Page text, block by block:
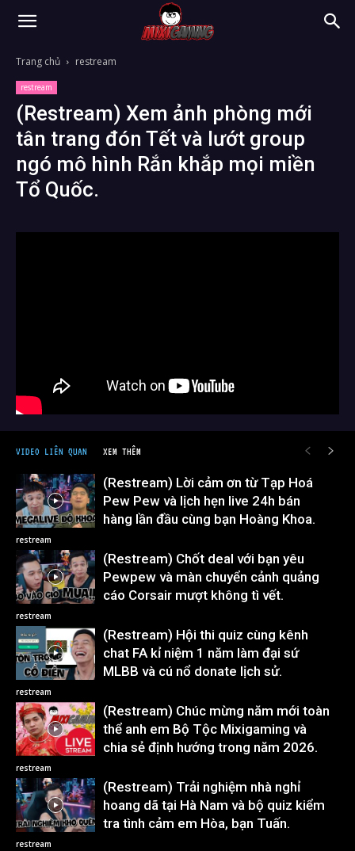
Trang chủ restream
restream
(Restream) Xem ảnh phòng mới
tân trang đón Tết và lướt group
ngó mô hình Rắn khắp mọi miền
Tổ Quốc.
VIDEO LIÊN QUAN XEM THÊM
restream
(Restream) Lời cảm ơn từ Tạp Hoá
Pew Pew và lịch hẹn live 24h bán
hàng lần đầu cùng bạn Hoàng Khoa.
restream
(Restream) Chốt deal với bạn yêu
Pewpew và màn chuyển cảnh quảng
cáo Corsair mượt không tì vết.
restream
(Restream) Hội thi quiz cùng kênh
chat FA kỉ niệm 1 năm làm đại sứ
MLBB và cú nổ donate lịch sử.
restream
(Restream) Chúc mừng năm mới toàn
thể anh em Bộ Tộc Mixigaming và
chia sẻ định hướng trong năm 2026.
restream
(Restream) Trải nghiệm nhà nghỉ
hoang dã tại Hà Nam và bộ quiz kiểm
tra tình cảm em Hòa, bạn Tuấn.